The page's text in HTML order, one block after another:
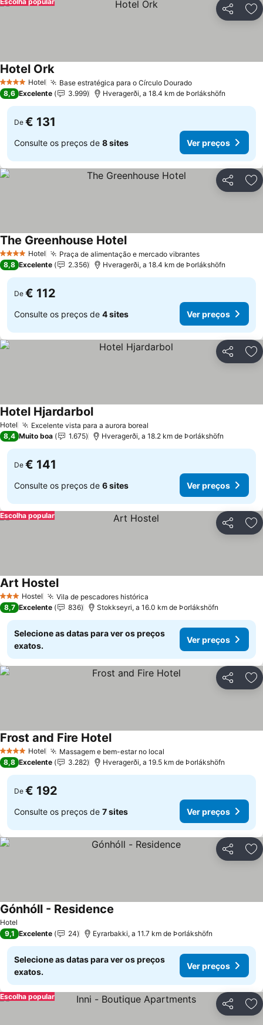
Partilhar
4 EstrelasHotel Base estratégica para o Círculo Dourado
Hotel Ork
8,6 Excelente 3.999 Hveragerði, a 18.4 km de Þorlákshöfn
De € 131
Consulte os preços de 8 sites Ver preços
Partilhar
4 EstrelasHotel Praça de alimentação e mercado vibrantes
The Greenhouse Hotel
8,8 Excelente 2.356 Hveragerði, a 18.4 km de Þorlákshöfn
De € 112
Consulte os preços de 4 sites Ver preços
Partilhar
Hotel Excelente vista para a aurora boreal
Hotel Hjardarbol
8,4 Muito boa 1.675 Hveragerði, a 18.2 km de Þorlákshöfn
De € 141
Consulte os preços de 6 sites Ver preços
Partilhar
Escolha popular
3 EstrelasHostel Vila de pescadores histórica
Art Hostel
8,7 Excelente 836 Stokkseyri, a 16.0 km de Þorlákshöfn
Selecione as datas para ver os preços
exatos.
Ver preços
Partilhar
4 EstrelasHotel Massagem e bem-estar no local
Frost and Fire Hotel
8,8 Excelente 3.282 Hveragerði, a 19.5 km de Þorlákshöfn
De € 192
Consulte os preços de 7 sites Ver preços
Partilhar
Hotel
Gónhóll - Residence
9,1 Excelente 24 Eyrarbakki, a 11.7 km de Þorlákshöfn
Selecione as datas para ver os preços
exatos.
Ver preços
Partilhar
Escolha popular